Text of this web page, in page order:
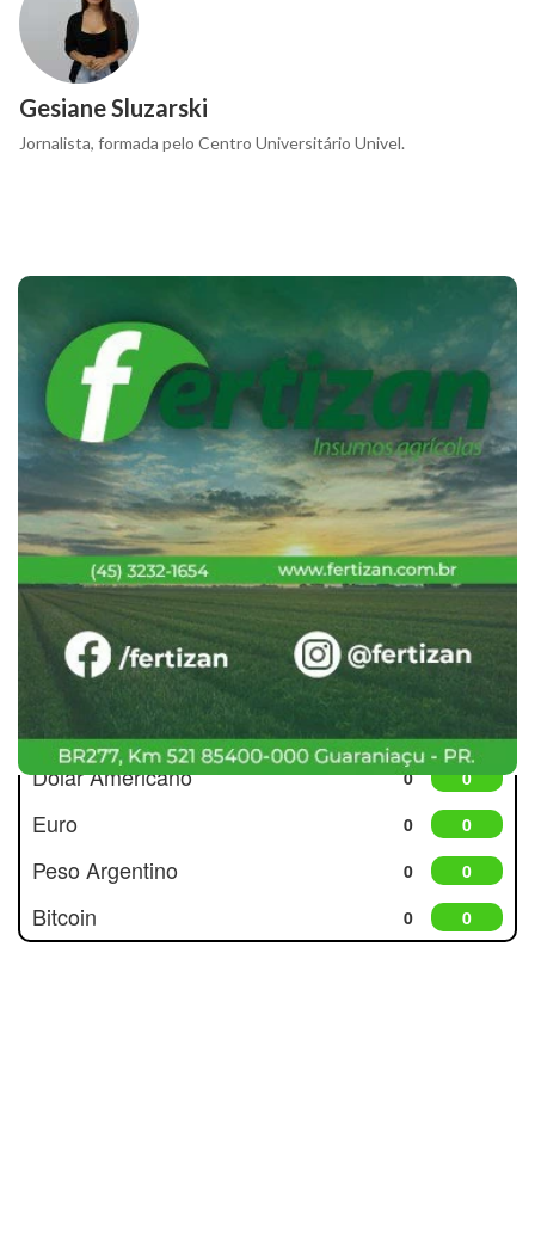
Gesiane Sluzarski
Jornalista, formada pelo Centro Universitário Univel.
Cotações
Dólar Americano 0 0
Euro 0 0
Peso Argentino 0 0
Bitcoin 0 0